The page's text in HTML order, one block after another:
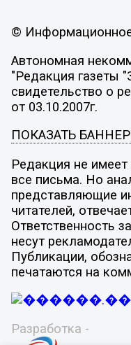
©
Автономная
"Редакция газеты
свидетельство о
от 03.10.2007г.
ПОКАЗАТЬ
Редакция не
все письма. Но
представляющие
читателей,
Ответственность
несут
Публикации,
печатаются на
Разработка -